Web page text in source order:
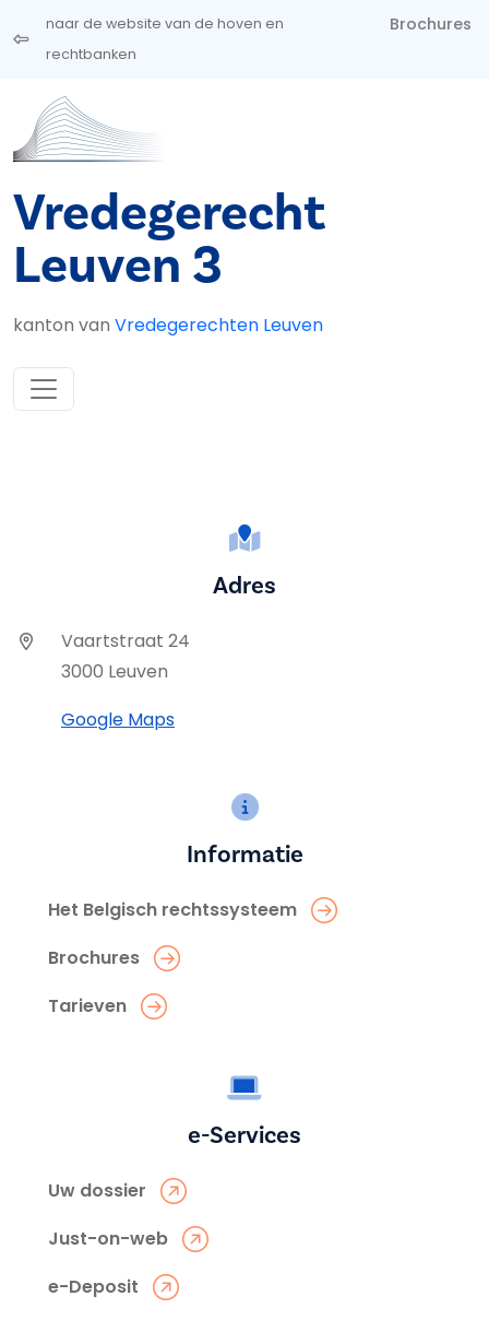
Overslaan en naar de inhoud gaan
naar de website van de hoven en
rechtbanken
Brochures
Vredegerecht
Leuven 3
kanton van Vredegerechten Leuven
Adres
Vaartstraat 24
3000 Leuven
Google Maps
Informatie
Het Belgisch rechtssysteem
Brochures
Tarieven
e-Services
Uw dossier
Just-on-web
e-Deposit